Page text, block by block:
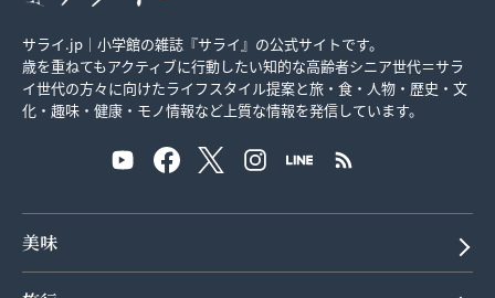
サライ.jp｜小学館の雑誌『サライ』の公式サイトです。
歳を重ねてもアクティブに行動したい知的な高齢者シニア世代＝サラ
イ世代の方々に向けたライフスタイル提案と旅・食・人物・歴史・文
化・趣味・健康・モノ情報など上質な情報を発信しています。
美味